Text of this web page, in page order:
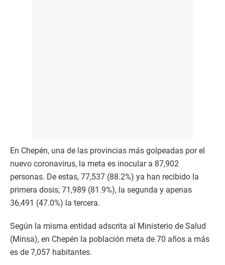
En Chepén, una de las provincias más golpeadas por el
nuevo coronavirus, la meta es inocular a 87,902
personas. De estas, 77,537 (88.2%) ya han recibido la
primera dosis; 71,989 (81.9%), la segunda y apenas
36,491 (47.0%) la tercera.
Según la misma entidad adscrita al Ministerio de Salud
(Minsa), en Chepén la población meta de 70 años a más
es de 7,057 habitantes.